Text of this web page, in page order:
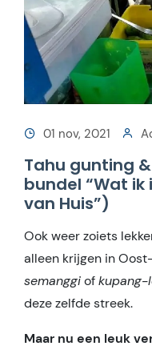
01 nov, 2021
Tahu gunting
bundel “Wat
van Huis”)
Ook weer zoiets
alleen krijgen in
semanggiofkupang-
deze zelfde streek.
Maar nu een leuk